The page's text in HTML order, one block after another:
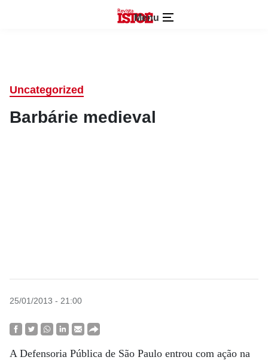
Menu
Uncategorized
Barbárie medieval
25/01/2013 - 21:00
A Defensoria Pública de São Paulo entrou com ação na